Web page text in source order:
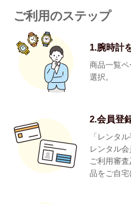
ご利用のステップ
1.腕時計
商品一覧
選択。
2.会員登
「レンタ
レンタル会
ご利用審
品をご自宅